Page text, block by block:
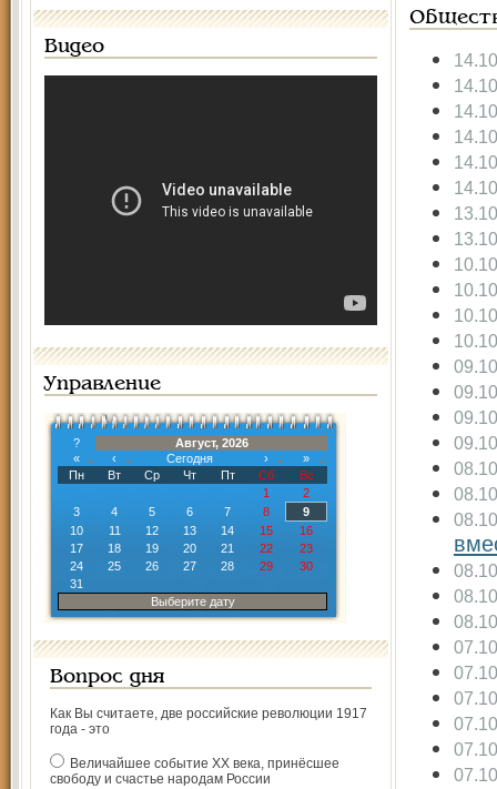
Видео
Управление
?
Август, 2026
«
‹ Сегодня ›
»
Пн
Вт Ср Чт Пт Сб
Вс
1
2
3
4 5 6 7 8
9
10
11 12 13 14 15
16
17
18 19 20 21 22
23
24
25 26 27 28 29
30
31
Выберите дату
Вопрос дня
Как Вы считаете, две российские революции 1917
года - это
Величайшее событие ХХ века, принёсшее
свободу и счастье народам России